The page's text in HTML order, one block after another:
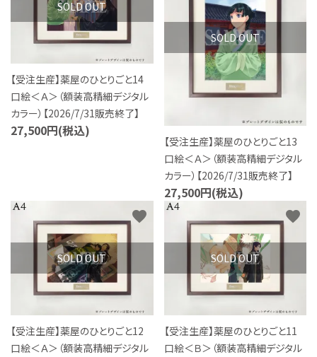
SOLD OUT
【受注生産】薬屋のひとりごと14
口絵＜Ａ＞（額装高精細デジタル
カラー）【2026/7/31販売終了】
27,500円(税込)
SOLD OUT
【受注生産】薬屋のひとりごと13
口絵＜Ａ＞（額装高精細デジタル
カラー）【2026/7/31販売終了】
27,500円(税込)
SOLD OUT
【受注生産】薬屋のひとりごと12
口絵＜Ａ＞（額装高精細デジタル
favorite
SOLD OUT
【受注生産】薬屋のひとりごと11
口絵＜Ｂ＞（額装高精細デジタル
favorite